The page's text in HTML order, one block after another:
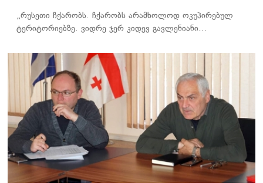
„რუსეთი ჩქარობს. ჩქარობს არამხოლოდ ოკუპირებულ
ტერიტორიებზე. ვიდრე ჯერ კიდევ გავლენიანი…